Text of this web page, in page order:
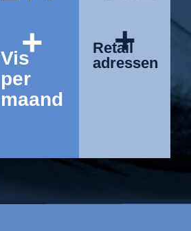
+
Vis
per
maand
+
Retail
adressen